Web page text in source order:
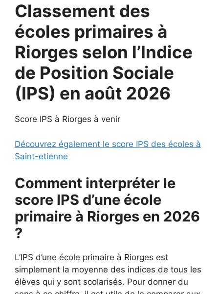
Classement des
écoles primaires à
Riorges selon l’Indice
de Position Sociale
(IPS) en août 2026
Score IPS à Riorges à venir
Découvrez également le score IPS des écoles à
Saint-etienne
Comment interpréter le
score IPS d’une école
primaire à Riorges en 2026
?
L’IPS d’une école primaire à Riorges est
simplement la moyenne des indices de tous les
élèves qui y sont scolarisés. Pour donner du